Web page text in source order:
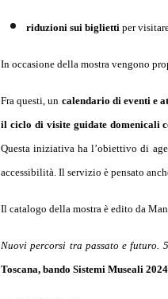
riduzioni sui biglietti per
In occasione della mostra vengono
Fra questi, un calendario di eventi e
il ciclo di visite guidate domenicali
Questa iniziativa ha l’obiettivo di
accessibilità. Il servizio è pensato
Il catalogo della mostra è edito da
Nuovi percorsi tra passato e futuro.
Toscana, bando Sistemi Museali 2024